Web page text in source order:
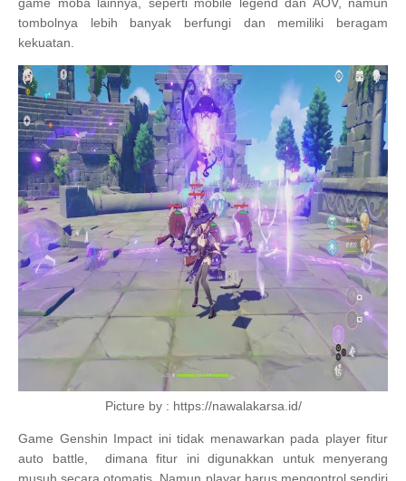
tombolnya lebih banyak berfungi dan memiliki beragam
kekuatan.
Picture by : https://nawalakarsa.id/
Game Genshin Impact ini tidak menawarkan pada player fitur
auto battle, dimana fitur ini digunakkan untuk menyerang